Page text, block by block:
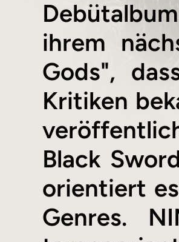
ihrem
Gods",
Kritiken
Black
orientiert
Genres.